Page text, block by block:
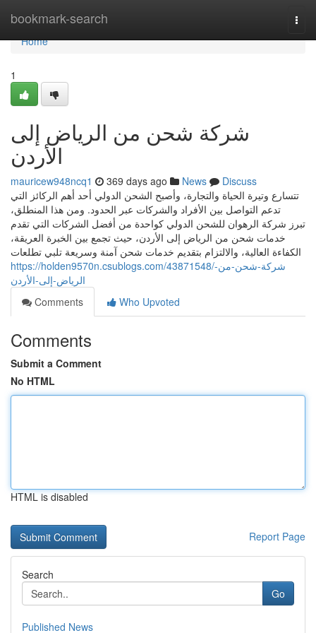
bookmark-search
Home
Home
1
شركة شحن من الرياض إلى
الأردن
mauricew948ncq1 369 days ago News
Discuss
تتسارع وتيرة الحياة والتجارة، وأصبح الشحن الدولي أحد أهم الركائز التي
تدعم التواصل بين الأفراد والشركات عبر الحدود. ومن هذا المنطلق،
تبرز شركة الرهوان للشحن الدولي كواحدة من أفضل الشركات التي تقدم
خدمات شحن من الرياض إلى الأردن، حيث تجمع بين الخبرة العريقة،
الكفاءة العالية، والالتزام بتقديم خدمات شحن آمنة وسريعة تلبي تطلعات
https://holden9570n.csublogs.com/43871548/شركة-شحن-من-
الرياض-إلى-الأردن
Comments
Who Upvoted
Comments
Submit a Comment
No HTML
HTML is disabled
Report Page
Search
Go
Published News